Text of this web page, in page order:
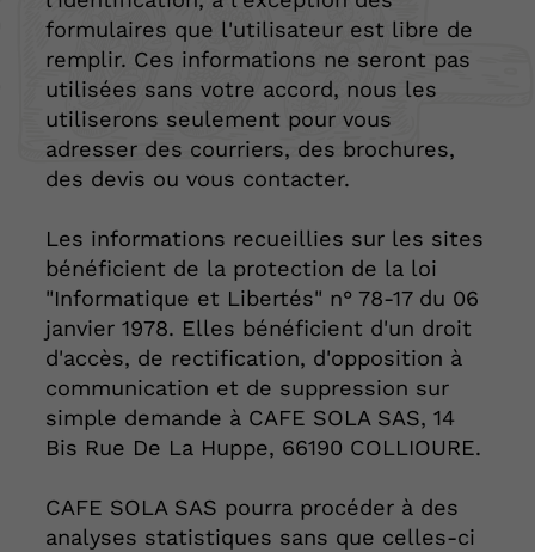
formulaires que l'utilisateur est libre de
remplir. Ces informations ne seront pas
utilisées sans votre accord, nous les
utiliserons seulement pour vous
adresser des courriers, des brochures,
des devis ou vous contacter.
Les informations recueillies sur les sites
bénéficient de la protection de la loi
"Informatique et Libertés" n° 78-17 du 06
janvier 1978. Elles bénéficient d'un droit
d'accès, de rectification, d'opposition à
communication et de suppression sur
simple demande à CAFE SOLA SAS, 14
Bis Rue De La Huppe, 66190 COLLIOURE.
CAFE SOLA SAS pourra procéder à des
analyses statistiques sans que celles-ci